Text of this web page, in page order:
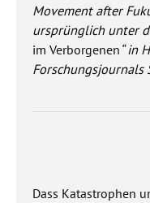
Movement after
ursprünglich unter
im Verborgenen“ in
Forschungsjournals
Dass Katastrophen